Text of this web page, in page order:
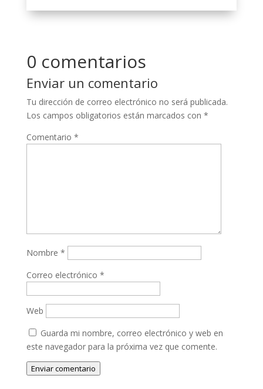
0 comentarios
Enviar un comentario
Tu dirección de correo electrónico no será publicada.
Los campos obligatorios están marcados con *
Comentario *
Nombre *
Correo electrónico *
Web
Guarda mi nombre, correo electrónico y web en
este navegador para la próxima vez que comente.
Enviar comentario